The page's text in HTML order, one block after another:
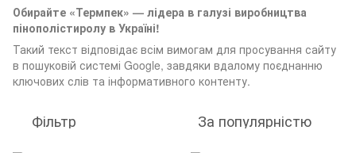
Обирайте «Термпек» — лідера в галузі виробництва
пінополістиролу в Україні!
Такий текст відповідає всім вимогам для просування сайту
в пошуковій системі Google, завдяки вдалому поєднанню
ключових слів та інформативного контенту.
Фільтр За популярністю